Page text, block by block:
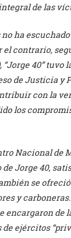
de las
ha
el contrario,
“Jorge 40” tuvo
de Justicia y
con la
los
Nacional de
de Jorge 40,
se
y
encargaron de
ejércitos